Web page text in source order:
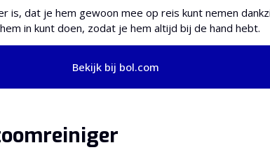
is, dat je hem gewoon mee op reis kunt nemen
in kunt doen, zodat je hem altijd bij de hand hebt.
Bekijk bij bol.com